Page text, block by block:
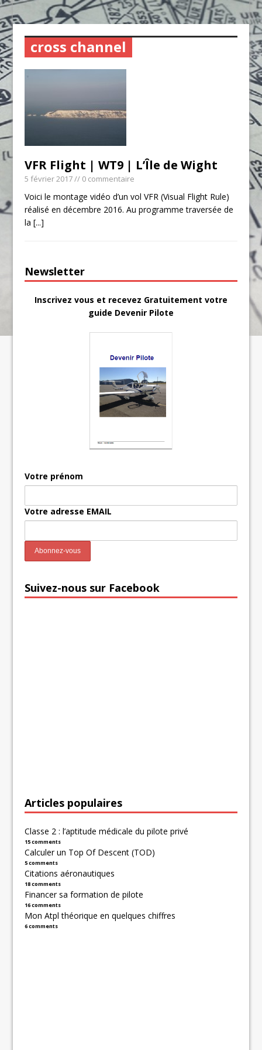
cross channel
VFR Flight | WT9 | L’Île de Wight
5 février 2017// 0 commentaire
Voici le montage vidéo d’un vol VFR (Visual Flight Rule)
réalisé en décembre 2016. Au programme traversée de
la[...]
Newsletter
Inscrivez vous et recevez Gratuitement votre
guide Devenir Pilote
Votre prénom
Votre adresse EMAIL
Suivez-nous sur Facebook
Articles populaires
Classe 2 : l’aptitude médicale du pilote privé
15 comments
Calculer un Top Of Descent (TOD)
5 comments
Citations aéronautiques
18 comments
Financer sa formation de pilote
16 comments
Mon Atpl théorique en quelques chiffres
6 comments